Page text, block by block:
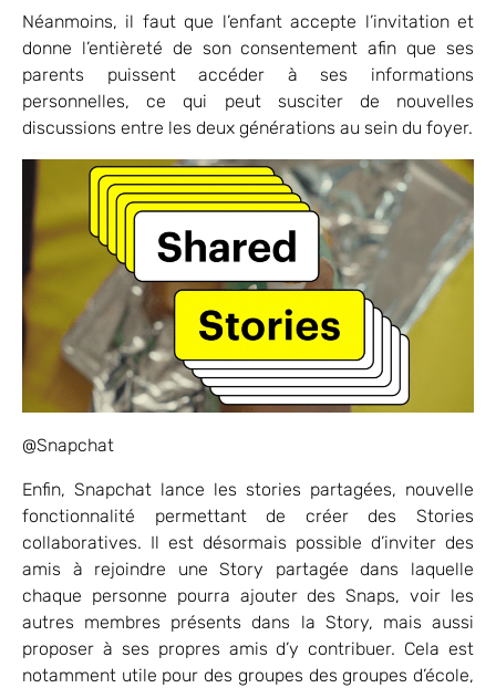
Néanmoins, il faut que l’enfant accepte l’invitation et
donne l’entièreté de son consentement afin que ses
parents puissent accéder à ses informations
personnelles, ce qui peut susciter de nouvelles
discussions entre les deux générations au sein du foyer.
@Snapchat
Enfin, Snapchat lance les stories partagées, nouvelle
fonctionnalité permettant de créer des Stories
collaboratives. Il est désormais possible d’inviter des
amis à rejoindre une Story partagée dans laquelle
chaque personne pourra ajouter des Snaps, voir les
autres membres présents dans la Story, mais aussi
proposer à ses propres amis d’y contribuer. Cela est
notamment utile pour des groupes des groupes d’école,